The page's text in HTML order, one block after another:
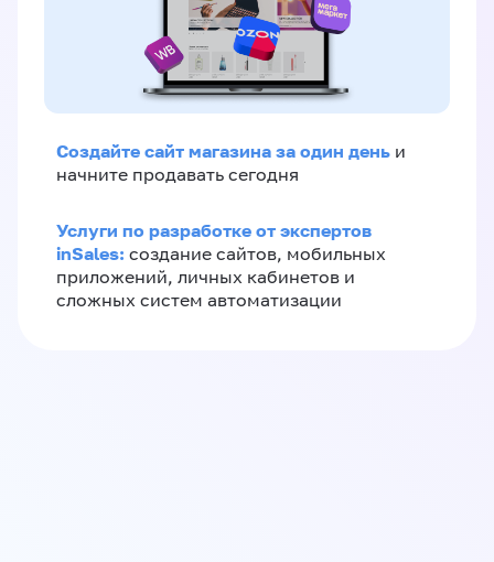
Создайте сайт магазина за один день и
начните продавать сегодня
Услуги по разработке от экспертов
inSales: создание сайтов, мобильных
приложений, личных кабинетов и
сложных систем автоматизации